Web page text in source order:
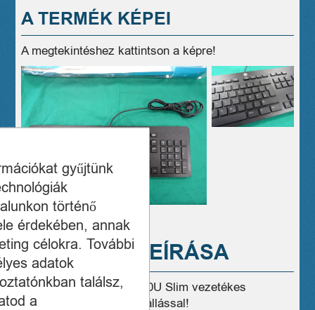
A TERMÉK KÉPEI
A megtekintéshez kattintson a képre!
A TERMÉK LEÍRÁSA
Eladó jó állapotú HP PH0U Slim vezetékes
billentyűzet, 1 hónap jótállással!
gyűjtünk
történő
érdekében, annak
célokra. További
adatok
találsz,
a